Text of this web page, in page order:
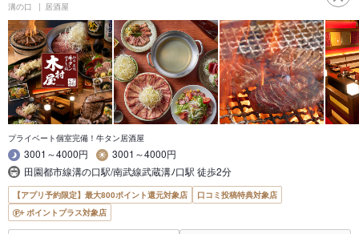
溝の口 居酒屋
プライベート個室完備！牛タン居酒屋
3001～4000円
3001～4000円
田園都市線溝の口駅/南武線武蔵溝ﾉ口駅 徒歩2分
【アプリ予約限定】最大800ポイント還元対象店
口コミ投稿特典対象店
ポイントプラス対象店